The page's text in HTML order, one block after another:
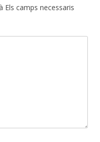
Els camps necessaris